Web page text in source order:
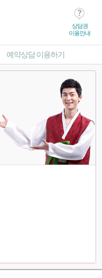
상담권
이용안내
예약상담 이용하기